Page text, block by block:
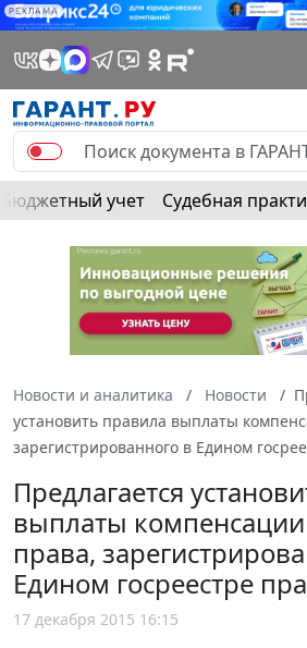
РЕКЛАМА
Бюджетный учет Судебная
Новости и аналитика Новости
установить правила выплаты
зарегистрированного в Едином
Предлагается
выплаты компенсации
права,
Едином госреестре
17 декабря 2015 16:15